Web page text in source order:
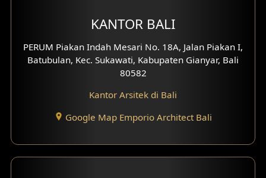
Desain Kantor
Desain Paviliun
Desain Interior Klinik
Desain Interior Perumahan
KANTOR BALI
PERUM Piakan Indah Mesari No. 18A, Jalan Piakan I,
Batubulan, Kec. Sukawati, Kabupaten Gianyar, Bali
80582
Kantor Arsitek di Bali
Google Map Emporio Architect Bali